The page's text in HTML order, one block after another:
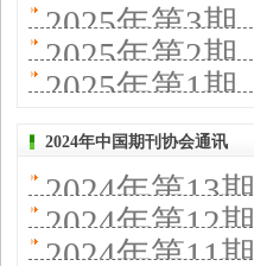
2025年第3期
2025年第2期
2025年第1期
2024年中国期刊协会通讯
2024年第13期
2024年第12期
2024年第11期